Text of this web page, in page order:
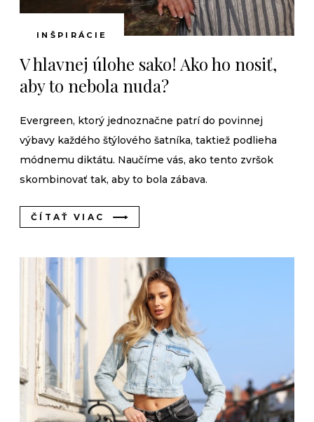
INŠPIRÁCIE
V hlavnej úlohe sako! Ako ho nosiť,
aby to nebola nuda?
Evergreen, ktorý jednoznačne patrí do povinnej
výbavy každého štýlového šatníka, taktiež podlieha
módnemu diktátu. Naučíme vás, ako tento zvršok
skombinovať tak, aby to bola zábava.
ČÍTAŤ VIAC